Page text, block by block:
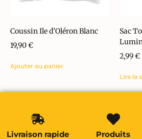
Coussin Ile d’Oléron Blanc
19,90€
Ajouter au panier
Sac
2,99€
Lire la
Livraison rapide
Produits